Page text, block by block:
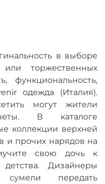
в выборе
торжественных
функциональность,
одежда (Италия).
могут жители
В каталоге
коллекции верхней
и прочих нарядов на
свою дочь к
Дизайнеры
сумели передать